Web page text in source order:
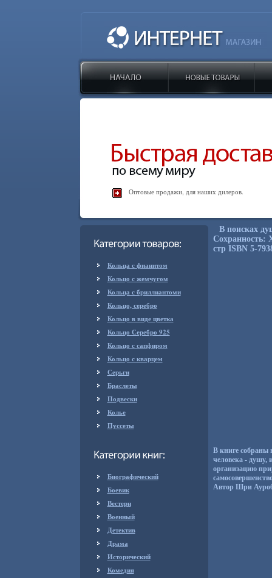
Оптовые продажи, для наших дилеров.
Кольца с фианитом
Кольцо с жемчугом
Кольца с бриллиантоми
Кольцо, серебро
Кольцо в виде цветка
Кольцо Серебро 925
Кольцо с сапфиром
Кольцо с кварцем
Серьги
Браслеты
Подвески
Колье
Пуссеты
Биографический
Боевик
Вестерн
Военный
Детектив
Драма
Исторический
Комедия
В поисках
Сохранность:
стр ISBN 5-
В книге
человека - душу,
организацию
Автор Шри